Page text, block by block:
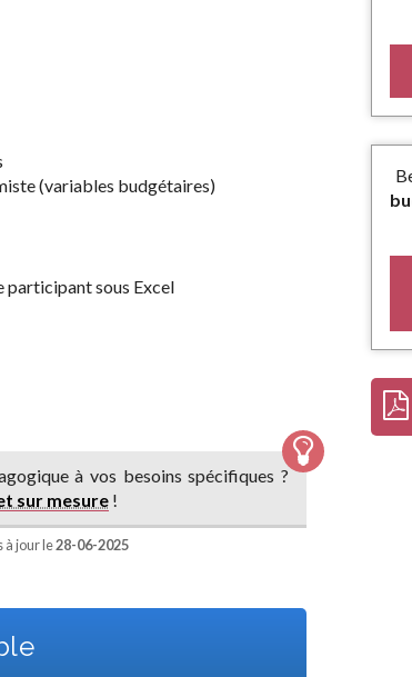
(variables budgétaires)
participant sous Excel
à vos besoins spécifiques ?
sur mesure !
à jour le28-06-2025